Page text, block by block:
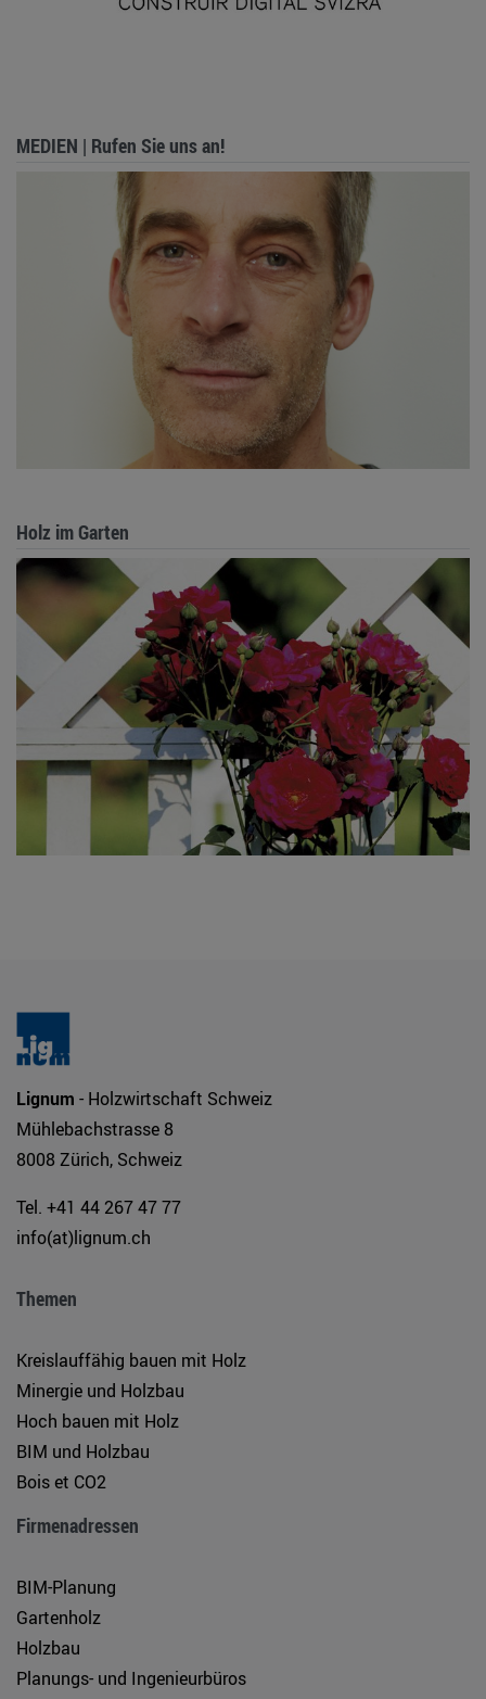
MEDIEN | Rufen Sie uns an!
Holz im Garten
Lignum - Holzwirtschaft Schweiz
Mühlebachstrasse 8
8008 Zürich, Schweiz
Tel. +41 44 267 47 77
info(at)lignum.ch
Themen
Kreislauffähig bauen mit Holz
Minergie und Holzbau
Hoch bauen mit Holz
BIM und Holzbau
Bois et CO2
Firmenadressen
BIM-Planung
Gartenholz
Holzbau
Planungs- und Ingenieurbüros